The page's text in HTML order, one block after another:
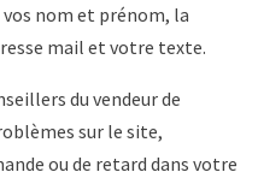
nom et prénom, la
mail et votre texte.
du vendeur de
sur le site,
ou de retard dans votre